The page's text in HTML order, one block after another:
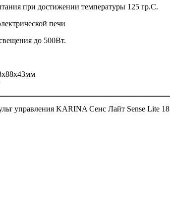
при достижении температуры 125 гр.С.
печи
до 500Вт.
управления KARINA Сенс Лайт Sense Lite 18